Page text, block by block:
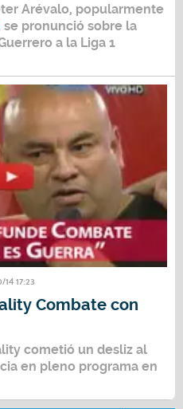
Arévalo, popularmente
se pronunció sobre la
a la Liga 1
14 17:23
Combate con
cometió un desliz al
en pleno programa en